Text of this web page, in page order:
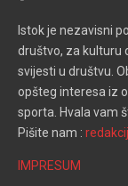
Istok je nezavisni
društvo, za kulturu
svijesti u društvu.
opšteg interesa iz
sporta. Hvala vam
Pišite nam :
IMPRESUM